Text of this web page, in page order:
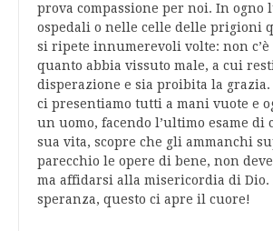
prova compassione per noi. In ogno
ospedali o nelle celle delle prigioni
si ripete innumerevoli volte: non c’è
quanto abbia vissuto male, a cui
disperazione e sia proibita la grazia.
ci presentiamo tutti a mani vuote e
un uomo, facendo l’ultimo esame di
sua vita, scopre che gli ammanchi
parecchio le opere di bene, non
ma affidarsi alla misericordia di Dio.
speranza, questo ci apre il cuore!